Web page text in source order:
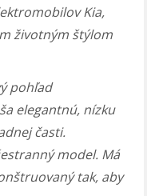
Kia,
životným štýlom
pohľad
elegantnú, nízku
časti.
model. Má
tak, aby